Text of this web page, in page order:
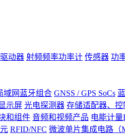
动器 射频频率功率计 传感器 功
域网蓝牙组合 GNSS / GPS SoCs
示屏 光电探测器 存储适配器、控
和组件 音频和视频产品 电能计量
RFID/NFC 微波单片集成电路（